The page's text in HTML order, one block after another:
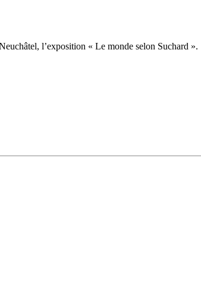
l’exposition « Le monde selon Suchard ».